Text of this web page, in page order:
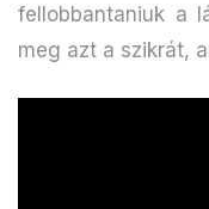
fellobbantaniuk a
meg azt a szikrát,